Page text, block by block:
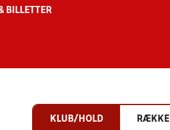
BILLETTER
KLUB/HOLD RÆKKE